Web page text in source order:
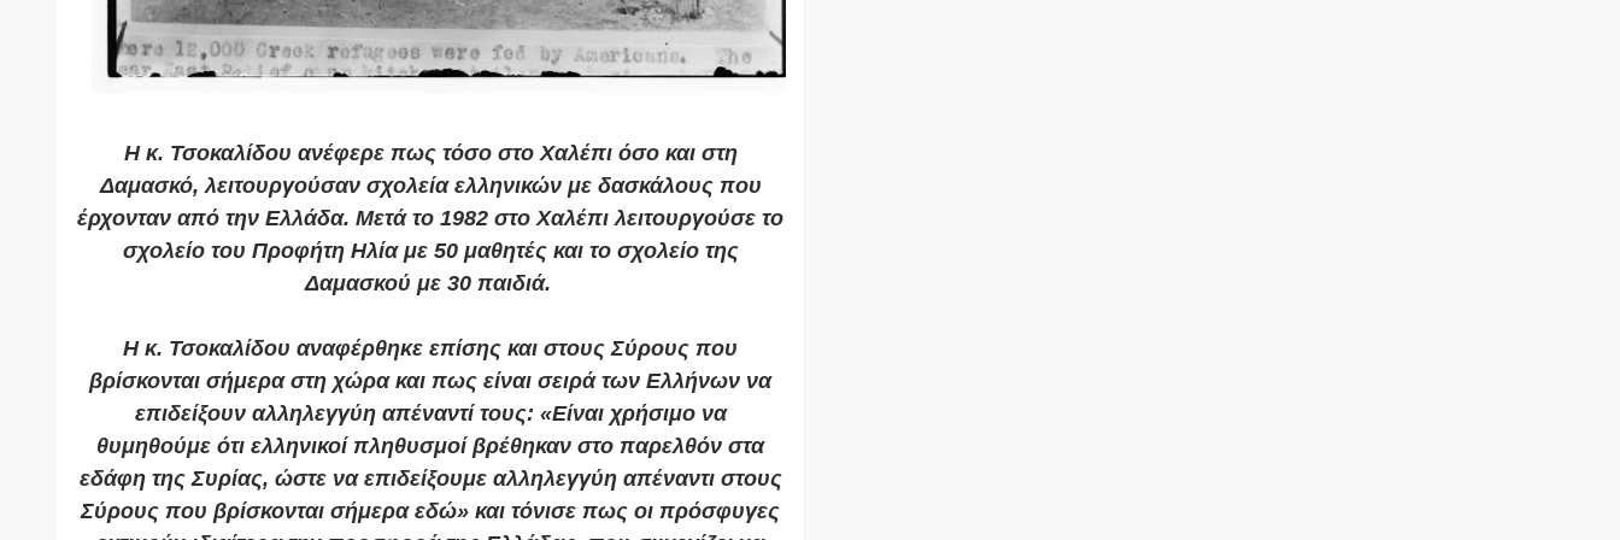
Η κ. Τσοκαλίδου ανέφερε πως τόσο στο Χαλέπι όσο και στη
Δαμασκό, λειτουργούσαν σχολεία ελληνικών με δασκάλους που
έρχονταν από την Ελλάδα. Μετά το 1982 στο Χαλέπι λειτουργούσε το
σχολείο του Προφήτη Ηλία με 50 μαθητές και το σχολείο της
Δαμασκού με 30 παιδιά.
Η κ. Τσοκαλίδου αναφέρθηκε επίσης και στους Σύρους που
βρίσκονται σήμερα στη χώρα και πως είναι σειρά των Ελλήνων να
επιδείξουν αλληλεγγύη απέναντί τους: «Είναι χρήσιμο να
θυμηθούμε ότι ελληνικοί πληθυσμοί βρέθηκαν στο παρελθόν στα
εδάφη της Συρίας, ώστε να επιδείξουμε αλληλεγγύη απέναντι στους
Σύρους που βρίσκονται σήμερα εδώ» και τόνισε πως οι πρόσφυγες